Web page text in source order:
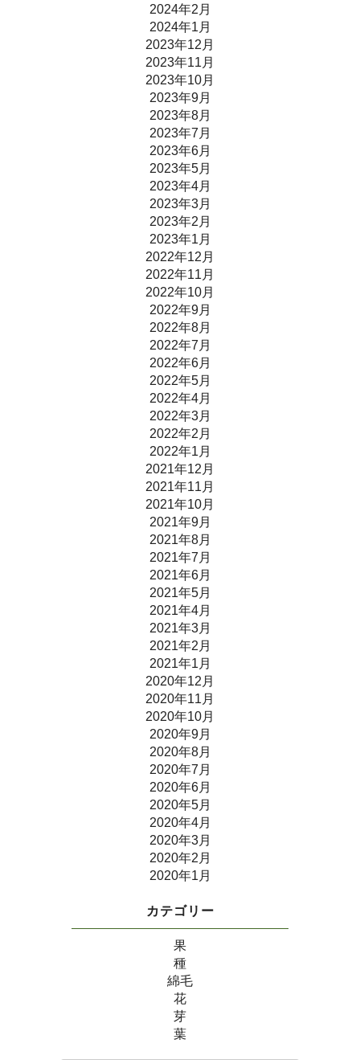
2024年2月
2024年1月
2023年12月
2023年11月
2023年10月
2023年9月
2023年8月
2023年7月
2023年6月
2023年5月
2023年4月
2023年3月
2023年2月
2023年1月
2022年12月
2022年11月
2022年10月
2022年9月
2022年8月
2022年7月
2022年6月
2022年5月
2022年4月
2022年3月
2022年2月
2022年1月
2021年12月
2021年11月
2021年10月
2021年9月
2021年8月
2021年7月
2021年6月
2021年5月
2021年4月
2021年3月
2021年2月
2021年1月
2020年12月
2020年11月
2020年10月
2020年9月
2020年8月
2020年7月
2020年6月
2020年5月
2020年4月
2020年3月
2020年2月
2020年1月
カテゴリー
果
種
綿毛
花
芽
葉